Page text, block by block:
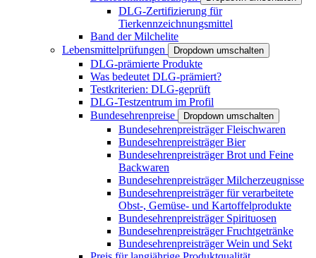
DLG-Zertifizierung für
Tierkennzeichnungsmittel
Band der Milchelite
Lebensmittelprüfungen
Dropdown umschalten
DLG-prämierte Produkte
Was bedeutet DLG-prämiert?
Testkriterien: DLG-geprüft
DLG-Testzentrum im Profil
Bundesehrenpreise
Dropdown umschalten
Bundesehrenpreisträger Fleischwaren
Bundesehrenpreisträger Bier
Bundesehrenpreisträger Brot und Feine
Backwaren
Bundesehrenpreisträger Milcherzeugnisse
Bundesehrenpreisträger für verarbeitete
Obst-, Gemüse- und Kartoffelprodukte
Bundesehrenpreisträger Spirituosen
Bundesehrenpreisträger Fruchtgetränke
Bundesehrenpreisträger Wein und Sekt